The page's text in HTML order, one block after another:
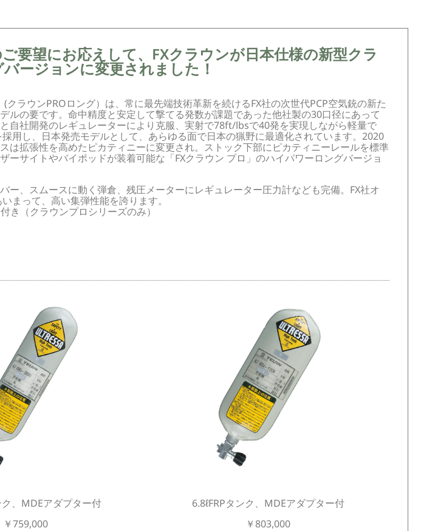
要望にお応えして、FXクラウンが日本仕様の新型クラ
ージョンに変更されました！
(クラウンPROロング）は、常に最先端技術革新を続けるFX社の次世代PCP空気銃の新た
ルの要です。命中精度と安定して撃てる発数が課題であった他社製の30口径にあって
自社開発のレギュレーターにより克服、実射で78ft/lbsで40発を実現しながら軽量で
採用し、日本発売モデルとして、あらゆる面で日本の猟野に最適化されています。2020
は拡張性を高めたピカティニーに変更され。ストック下部にピカティニーレールを標準
ーサイトやバイポッドが装着可能な「FXクラウン プロ」のハイパワーロングバージョ
ー、スムースに動く弾倉、残圧メーターにレギュレーター圧力計なども完備。FX社オ
まって、高い集弾性能を誇ります。
き（クラウンプロシリーズのみ）
ク、MDEアダプター付
￥759,000
6.8ℓFRPタンク、MDEアダプター付
￥803,000